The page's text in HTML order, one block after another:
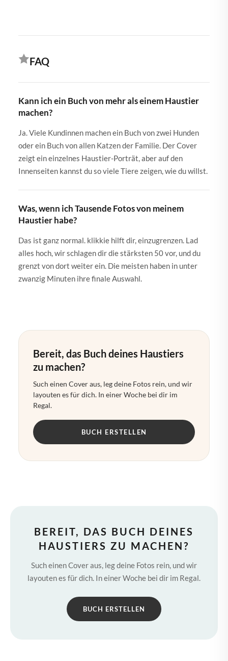
FAQ
Kann ich ein Buch von mehr als einem Haustier
machen?
Ja. Viele Kundinnen machen ein Buch von zwei Hunden
oder ein Buch von allen Katzen der Familie. Der Cover
zeigt ein einzelnes Haustier-Porträt, aber auf den
Innenseiten kannst du so viele Tiere zeigen, wie du willst.
Was, wenn ich Tausende Fotos von meinem
Haustier habe?
Das ist ganz normal. klikkie hilft dir, einzugrenzen. Lad
alles hoch, wir schlagen dir die stärksten 50 vor, und du
grenzt von dort weiter ein. Die meisten haben in unter
zwanzig Minuten ihre finale Auswahl.
Bereit, das Buch deines Haustiers
zu machen?
Such einen Cover aus, leg deine Fotos rein, und wir
layouten es für dich. In einer Woche bei dir im
Regal.
BUCH ERSTELLEN
BEREIT, DAS BUCH DEINES
HAUSTIERS ZU MACHEN?
Such einen Cover aus, leg deine Fotos rein, und wir
layouten es für dich. In einer Woche bei dir im Regal.
BUCH ERSTELLEN